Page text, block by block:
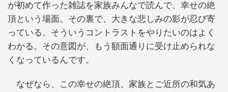
が初めて作った雑誌を家族みんなで読んで、幸せの絶
頂という場面。その裏で、大きな悲しみの影が忍び寄
っている。そういうコントラストをやりたいのはよく
わかる。その意図が、もう額面通りに受け止められな
くなっているんです。
なぜなら、この幸せの絶頂、家族とご近所の和気あ